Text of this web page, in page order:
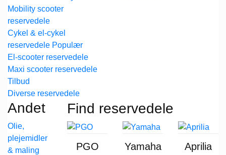
Mobility scooter
reservedele
Cykel & el-cykel
reservedele
El-scooter reservedele
Maxi scooter reservedele
Diverse reservedele
Andet
Olie,
plejemidler
& maling
Find reservedele
PGO Yamaha Aprilia